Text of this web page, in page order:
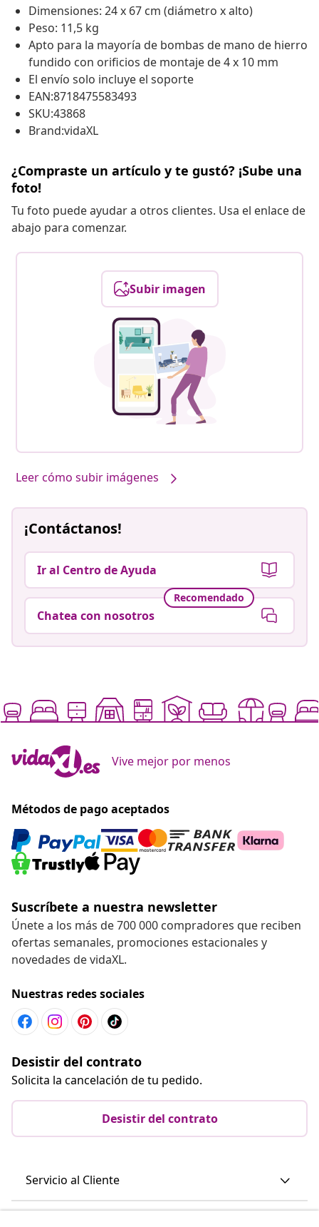
Dimensiones: 24 x 67 cm (diámetro x alto)
Peso: 11,5 kg
Apto para la mayoría de bombas de mano de hierro
fundido con orificios de montaje de 4 x 10 mm
El envío solo incluye el soporte
EAN:8718475583493
SKU:43868
Brand:vidaXL
¿Compraste un artículo y te gustó? ¡Sube una
foto!
Tu foto puede ayudar a otros clientes. Usa el enlace de
abajo para comenzar.
Subir imagen
Leer cómo subir imágenes
¡Contáctanos!
Ir al Centro de Ayuda
Recomendado
Chatea con nosotros
Vive mejor por menos
Métodos de pago aceptados
Suscríbete a nuestra newsletter
Únete a los más de 700 000 compradores que reciben
ofertas semanales, promociones estacionales y
novedades de vidaXL.
Nuestras redes sociales
Desistir del contrato
Solicita la cancelación de tu pedido.
Desistir del contrato
Servicio al Cliente